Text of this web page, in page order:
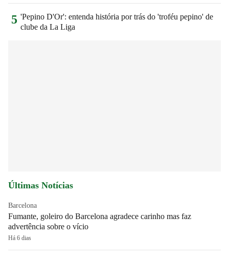
5 'Pepino D'Or': entenda história por trás do 'troféu pepino' de
clube da La Liga
Últimas Notícias
Barcelona
Fumante, goleiro do Barcelona agradece carinho mas faz
advertência sobre o vício
Há 6 dias